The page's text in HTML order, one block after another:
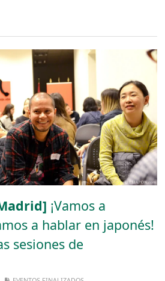
¡Vamos a
a hablar en japonés!
sesiones de